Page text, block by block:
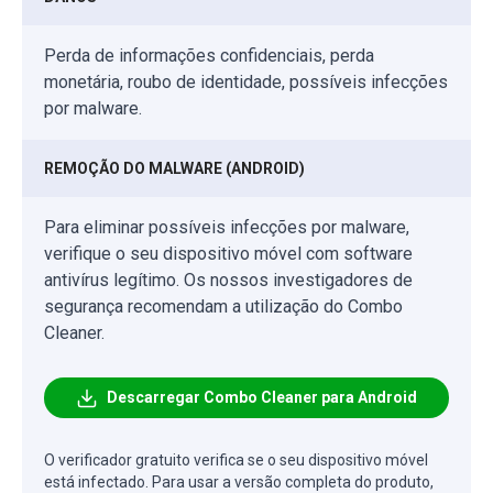
Perda de informações confidenciais, perda
monetária, roubo de identidade, possíveis infecções
por malware.
REMOÇÃO DO MALWARE (ANDROID)
Para eliminar possíveis infecções por malware,
verifique o seu dispositivo móvel com software
antivírus legítimo. Os nossos investigadores de
segurança recomendam a utilização do Combo
Cleaner.
Descarregar Combo Cleaner para Android
O verificador gratuito verifica se o seu dispositivo móvel
está infectado. Para usar a versão completa do produto,